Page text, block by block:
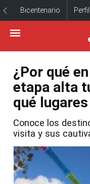
Bicentenario
¿Por qué
etapa alta
qué
Conoce los
visita y sus